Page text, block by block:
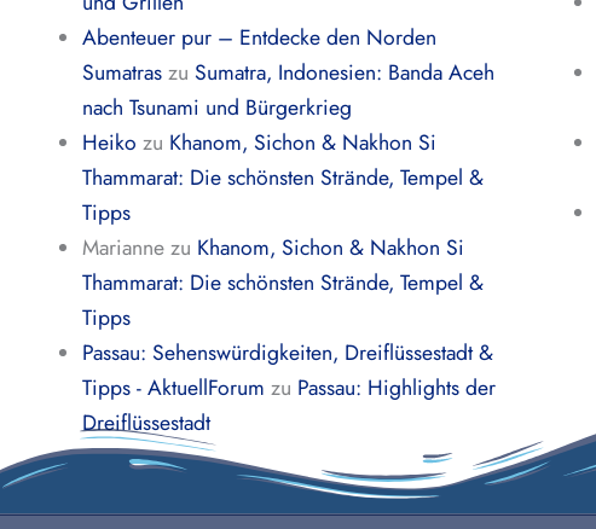
Abenteuer pur – Entdecke den Norden
Sumatraszu Sumatra, Indonesien: Banda Aceh
nach Tsunami und Bürgerkrieg
Heiko zu Khanom, Sichon & Nakhon Si
Thammarat: Die schönsten Strände, Tempel &
Tipps
Mariannezu Khanom, Sichon & Nakhon Si
Thammarat: Die schönsten Strände, Tempel &
Tipps
Passau: Sehenswürdigkeiten, Dreiflüssestadt &
Tipps - AktuellForum zu Passau: Highlights der
Dreiflüssestadt